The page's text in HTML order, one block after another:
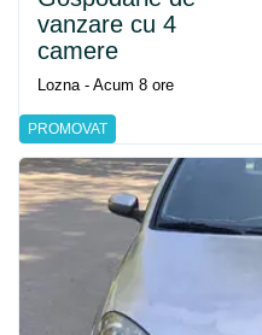
PROMOVAT
vanzare cu 4
camere
Lozna - Acum 8 ore